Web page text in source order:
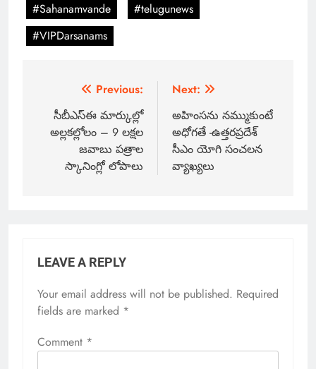
#Sahanamvande
#telugunews
#VIPDarsanams
Previous:
సీబీఎస్ఈ మార్కుల్లో
అల్లకల్లోలం – 9 లక్షల
జవాబు పత్రాల
స్కానింగ్లో లోపాలు
Next:
అహింసను నమ్ముకుంటే
అధోగతే -ఉత్తరప్రదేశ్
సీఎం యోగి సంచలన
వ్యాఖ్యలు
LEAVE A REPLY
Your email address will not be published. Required
fields are marked *
Comment *